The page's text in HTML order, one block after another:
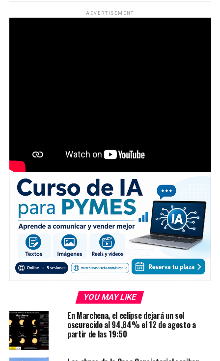
ADVERTISEMENT
YOU MAY LIKE
En Marchena, el eclipse dejará un sol
oscurecido al 94,84% el 12 de agosto a
partir de las 19:50